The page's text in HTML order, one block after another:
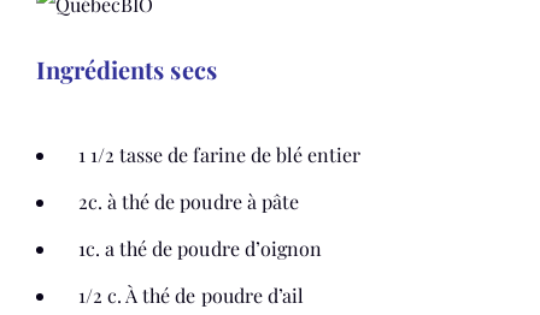
Ingrédients secs
1 1/2 tasse de farine de blé entier
2c. à thé de poudre à pâte
1c. a thé de poudre d’oignon
1/2 c. À thé de poudre d’ail